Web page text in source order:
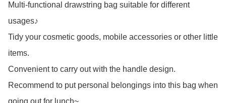
Multi-functional drawstring bag suitable for different
usages♪
Tidy your cosmetic goods, mobile accessories or other little
items.
Convenient to carry out with the handle design.
Recommend to put personal belongings into this bag when